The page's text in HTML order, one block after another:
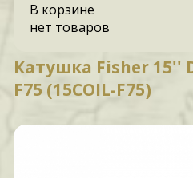
В корзине
нет товаров
Катушка Fisher 15''
F75 (15COIL-F75)